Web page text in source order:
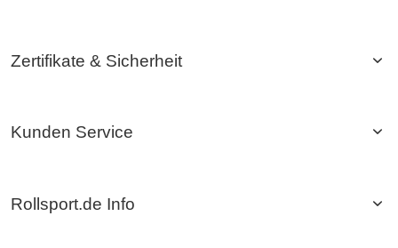
Zertifikate & Sicherheit
Kunden Service
Rollsport.de Info